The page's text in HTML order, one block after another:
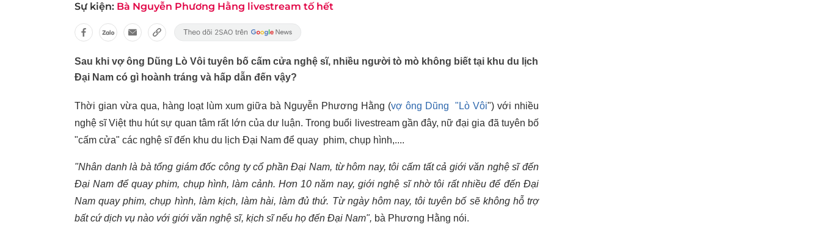
Sự kiện: Bà Nguyễn Phương Hằng livestream tố hết
Sau khi vợ ông Dũng Lò Vôi tuyên bố cấm cửa nghệ sĩ, nhiều người tò mò không biết tại khu du lịch
Đại Nam có gì hoành tráng và hấp dẫn đến vậy?
Thời gian vừa qua, hàng loạt lùm xum giữa bà Nguyễn Phương Hằng (vợ ông Dũng "Lò Vôi") với nhiều
nghệ sĩ Việt thu hút sự quan tâm rất lớn của dư luận. Trong buổi livestream gần đây, nữ đại gia đã tuyên bố
"cấm cửa" các nghệ sĩ đến khu du lịch Đại Nam để quay phim, chụp hình,....
"Nhân danh là bà tổng giám đốc công ty cổ phần Đại Nam, từ hôm nay, tôi cấm tất cả giới văn nghệ sĩ đến
Đại Nam để quay phim, chụp hình, làm cảnh. Hơn 10 năm nay, giới nghệ sĩ nhờ tôi rất nhiều để đến Đại
Nam quay phim, chụp hình, làm kịch, làm hài, làm đủ thứ. Từ ngày hôm nay, tôi tuyên bố sẽ không hỗ trợ
bất cứ dịch vụ nào với giới văn nghệ sĩ, kịch sĩ nếu họ đến Đại Nam", bà Phương Hằng nói.